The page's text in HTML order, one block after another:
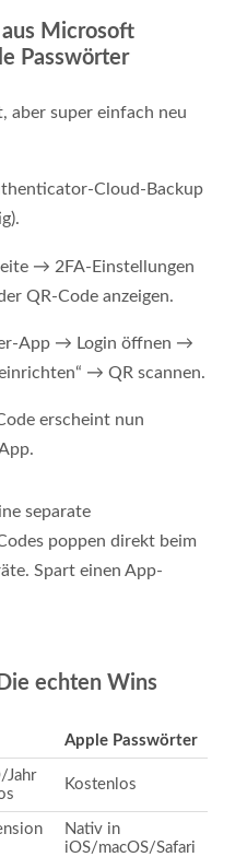
Microsoft
Passwörter
aber super einfach neu
Cloud-Backup
→ 2FA-Einstellungen
QR-Code anzeigen.
App → Login öffnen →
→ QR scannen.
erscheint nun
separate
poppen direkt beim
Spart einen App-
echten Wins
Apple Passwörter
Jahr
Kostenlos
Nativ in
iOS/macOS/Safari